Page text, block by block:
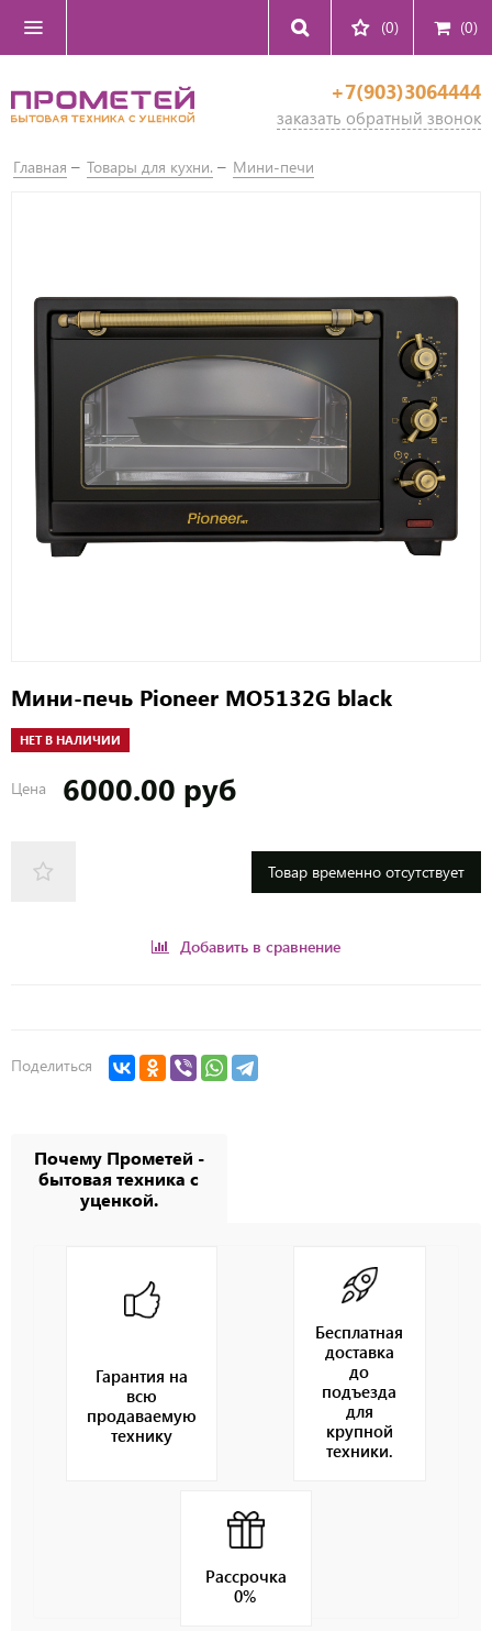
(0) (0)
+7(903)3064444
заказать обратный звонок
Главная Товары для кухни. Мини-печи
Мини-печь Pioneer MO5132G black
НЕТ В НАЛИЧИИ
Цена 6000.00 руб
Товар временно отсутствует
Добавить в сравнение
Поделиться
Почему Прометей -
бытовая техника с
уценкой.
Гарантия на
всю
продаваемую
технику
Бесплатная
доставка
до
подъезда
для
крупной
техники.
Рассрочка
0%